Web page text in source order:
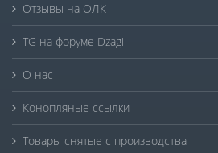
Отзывы на ОЛК
TG на форуме Dzagi
О нас
Конопляные ссылки
Товары снятые с производства